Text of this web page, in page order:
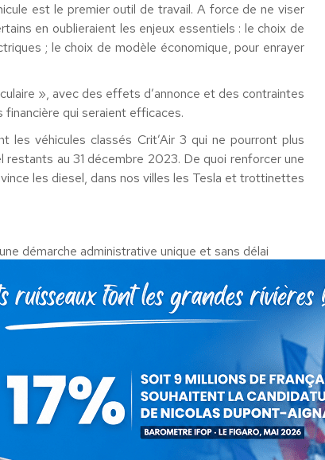
est le premier outil de travail. A force de ne viser
en oublieraient les enjeux essentiels : le choix de
; le choix de modèle économique, pour enrayer
», avec des effets d’annonce et des contraintes
qui seraient efficaces.
véhicules classés Crit’Air 3 qui ne pourront plus
restants au 31 décembre 2023. De quoi renforcer une
les diesel, dans nos villes les Tesla et trottinettes
démarche administrative unique et sans délai
et 3
du territoire
vraie alternative au transport routier et qui
induites pour fournir en électricité les
dans notre parc automobile